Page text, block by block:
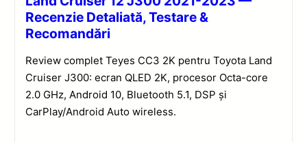
Recenzie Detaliată, Testare &
Recomandări
Review complet Teyes CC3 2K pentru Toyota Land
Cruiser J300: ecran QLED 2K, procesor Octa-core
2.0 GHz, Android 10, Bluetooth 5.1, DSP și
CarPlay/Android Auto wireless.